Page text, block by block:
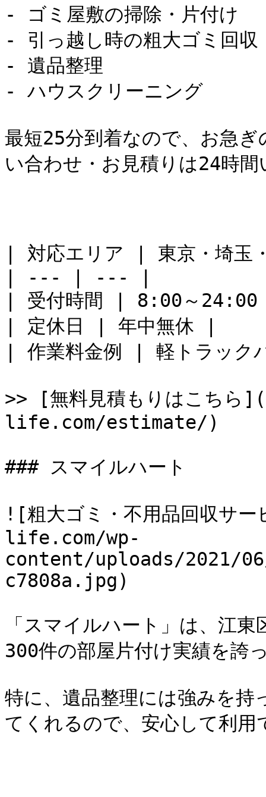
- ゴミ屋敷の掃除・片付け
- 引っ越し時の粗大ゴミ回収
- 遺品整理
- ハウスクリーニング
最短25分到着なので、お急
い合わせ・お見積りは24時
| 対応エリア | 東京・埼玉
| --- | --- |
| 受付時間 | 8:00～
| 定休日 | 年中無休 |
| 作業料金例 | 軽トラック
>> [無料見積もりはこち
life.com/estimate/)
### スマイルハート
![粗大ゴミ・不用品回収
life.com/wp-
content/uploads/2021/06/
c7808a.jpg)
「スマイルハート」は、江
300件の部屋片付け実績を誇
特に、遺品整理には強みを持
てくれるので、安心して利